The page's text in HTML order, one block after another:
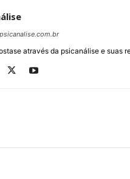
através da psicanálise e suas